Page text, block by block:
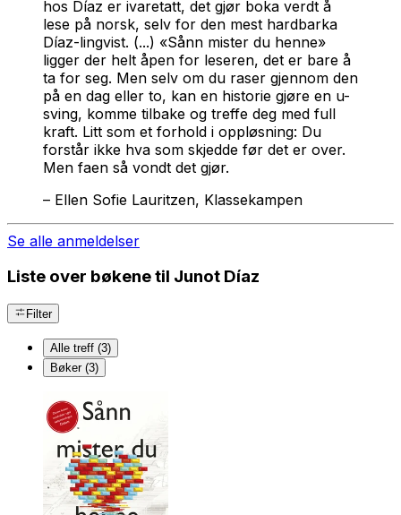
hos Díaz er ivaretatt, det gjør boka verdt å
lese på norsk, selv for den mest hardbarka
Díaz-lingvist. (...) «Sånn mister du henne»
ligger der helt åpen for leseren, det er bare å
ta for seg. Men selv om du raser gjennom den
på en dag eller to, kan en historie gjøre en u-
sving, komme tilbake og treffe deg med full
kraft. Litt som et forhold i oppløsning: Du
forstår ikke hva som skjedde før det er over.
Men faen så vondt det gjør.
– Ellen Sofie Lauritzen, Klassekampen
Se alle anmeldelser
Liste over bøkene til Junot Díaz
Filter
Alle treff (3)
Bøker (3)